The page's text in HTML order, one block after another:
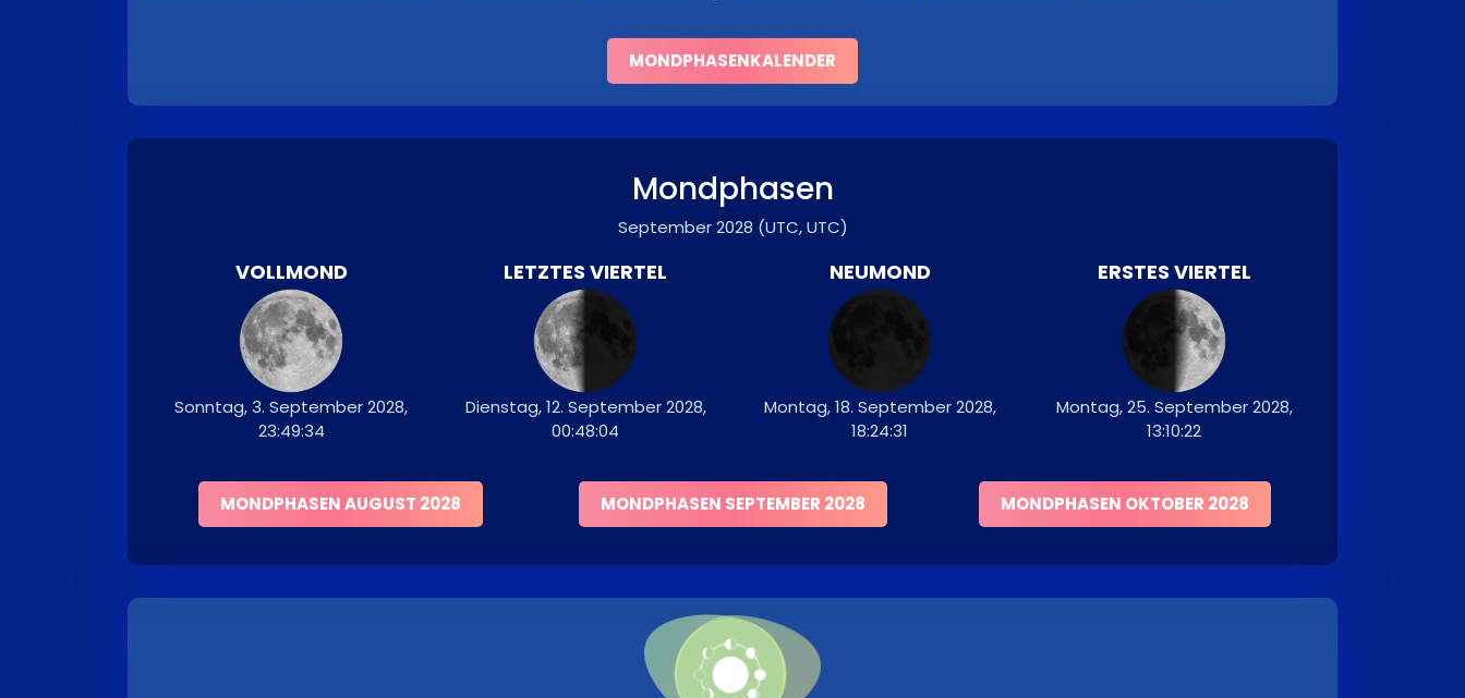
MONDPHASENKALENDER
Mondphasen
September 2028 (UTC, UTC)
VOLLMOND
Sonntag, 3. September 2028,
23:49:34
LETZTES VIERTEL
Dienstag, 12. September 2028,
00:48:04
NEUMOND
Montag, 18. September 2028,
18:24:31
ERSTES VIERTEL
Montag, 25. September 2028,
13:10:22
MONDPHASEN AUGUST 2028 MONDPHASEN SEPTEMBER 2028 MONDPHASEN OKTOBER 2028